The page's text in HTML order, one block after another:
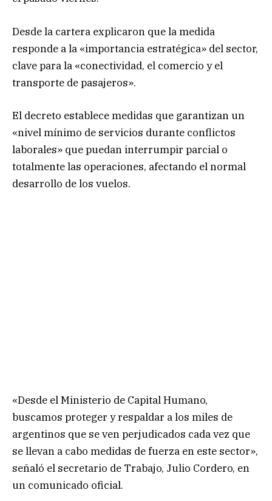
Desde la cartera explicaron que la medida
responde a la «importancia estratégica» del sector,
clave para la «conectividad, el comercio y el
transporte de pasajeros».
El decreto establece medidas que garantizan un
«nivel mínimo de servicios durante conflictos
laborales» que puedan interrumpir parcial o
totalmente las operaciones, afectando el normal
desarrollo de los vuelos.
«Desde el Ministerio de Capital Humano,
buscamos proteger y respaldar a los miles de
argentinos que se ven perjudicados cada vez que
se llevan a cabo medidas de fuerza en este sector»,
señaló el secretario de Trabajo, Julio Cordero, en
un comunicado oficial.